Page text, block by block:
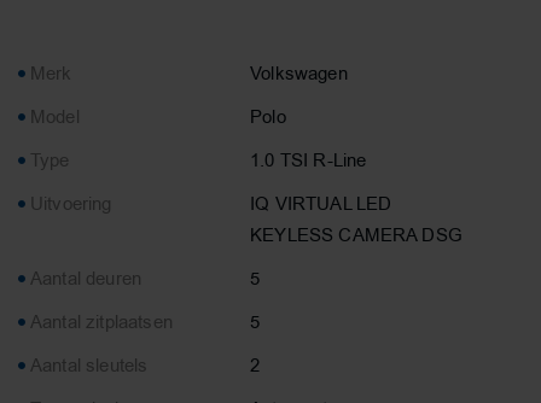
Merk
Volkswagen
Model
Polo
Type
1.0 TSI R-Line
Uitvoering
IQ VIRTUAL LED
KEYLESS CAMERA DSG
Aantal deuren
5
Aantal zitplaatsen
5
Aantal sleutels
2